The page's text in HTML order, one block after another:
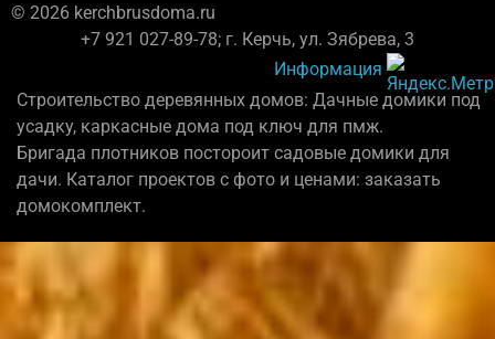
© 2026 kerchbrusdoma.ru
+7 921 027-89-78; г. Керчь, ул. Зябрева, 3
Информация
Строительство деревянных домов: Дачные домики под
усадку, каркасные дома под ключ для пмж.
Бригада плотников постороит садовые домики для
дачи. Каталог проектов с фото и ценами: заказать
домокомплект.